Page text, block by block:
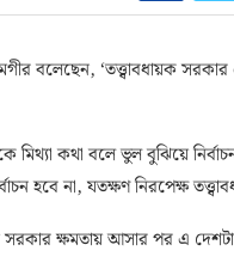
বলেছেন, ‘তত্ত্বাবধায়ক
মিথ্যা কথা বলে ভুল বুঝিয়ে
হবে না, যতক্ষণ নিরপেক্ষ
ক্ষমতায় আসার পর এ